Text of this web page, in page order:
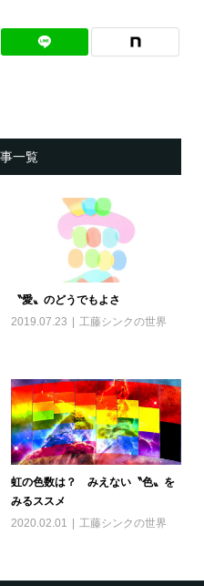
一覧
〝愛〟のどうでもよさ
2019.07.23
工藤シンクの世界
虹の色数は？ みえない〝色〟を
みるススメ
2020.02.01
工藤シンクの世界